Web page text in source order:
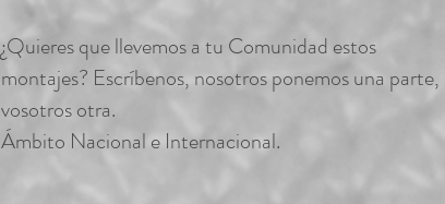
¿Quieres que llevemos a tu Comunidad estos
montajes? Escríbenos, nosotros ponemos una parte,
vosotros otra.
Ámbito Nacional e Internacional.